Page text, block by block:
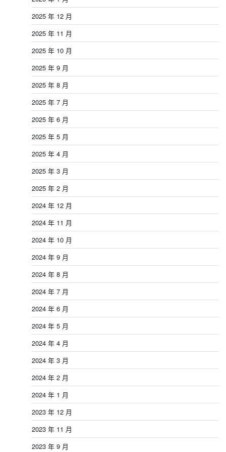
2025 年 12 月
2025 年 11 月
2025 年 10 月
2025 年 9 月
2025 年 8 月
2025 年 7 月
2025 年 6 月
2025 年 5 月
2025 年 4 月
2025 年 3 月
2025 年 2 月
2024 年 12 月
2024 年 11 月
2024 年 10 月
2024 年 9 月
2024 年 8 月
2024 年 7 月
2024 年 6 月
2024 年 5 月
2024 年 4 月
2024 年 3 月
2024 年 2 月
2024 年 1 月
2023 年 12 月
2023 年 11 月
2023 年 9 月